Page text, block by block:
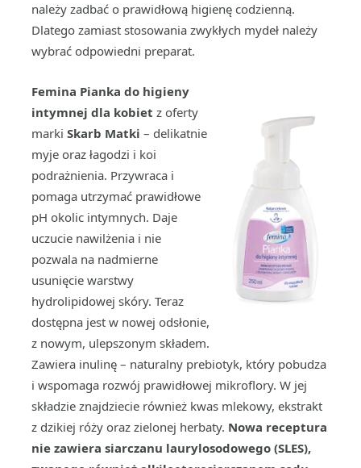
należy zadbać o prawidłową higienę codzienną.
Dlatego zamiast stosowania zwykłych mydeł należy
wybrać odpowiedni preparat.
Femina Pianka do higieny
intymnej dla kobiet z oferty
marki Skarb Matki – delikatnie
myje oraz łagodzi i koi
podrażnienia. Przywraca i
pomaga utrzymać prawidłowe
pH okolic intymnych. Daje
uczucie nawilżenia i nie
pozwala na nadmierne
usunięcie warstwy
hydrolipidowej skóry. Teraz
dostępna jest w nowej odsłonie,
z nowym, ulepszonym składem.
Zawiera inulinę – naturalny prebiotyk, który pobudza
i wspomaga rozwój prawidłowej mikroflory. W jej
składzie znajdziecie również kwas mlekowy, ekstrakt
z dzikiej róży oraz zielonej herbaty. Nowa receptura
nie zawiera siarczanu laurylosodowego (SLES),